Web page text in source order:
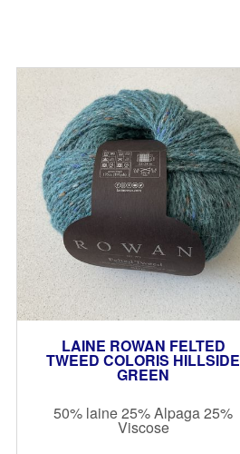
LAINE ROWAN FELTED
TWEED COLORIS HILLSIDE
GREEN
50% laine 25% Alpaga 25%
Viscose